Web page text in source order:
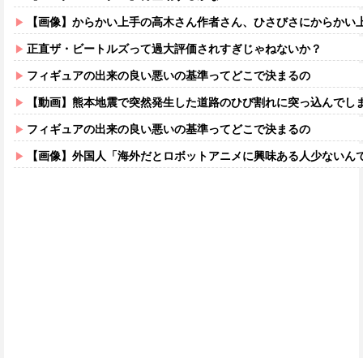
【画像】からかい上手の高木さん作者さん、ひさびさにからかい上手の高木
正直ザ・ビートルズって過大評価されすぎじゃねないか？
フィギュアの出来の良い悪いの基準ってどこで決まるの
【動画】熊本地震で突然発生した道路のひび割れに突っ込んでし
フィギュアの出来の良い悪いの基準ってどこで決まるの
【画像】外国人「海外だとロボットアニメに興味ある人少ないん